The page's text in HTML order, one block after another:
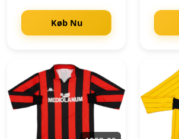
Køb Nu